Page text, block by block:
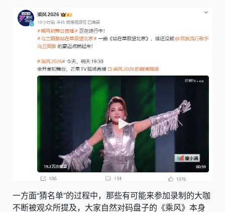
一方面“猜名单”的过程中，那些有可能来参加录制的大咖
不断被观众所提及，大家自然对码盘子的《乘风》本身